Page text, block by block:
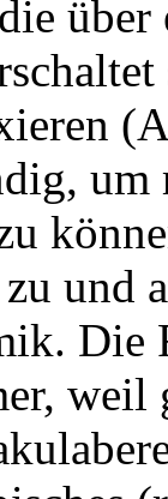
um
zu und
Die
weil